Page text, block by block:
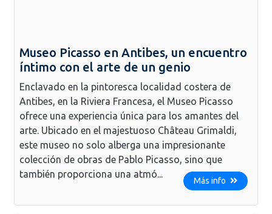
Museo Picasso en Antibes, un encuentro
íntimo con el arte de un genio
Enclavado en la pintoresca localidad costera de
Antibes, en la Riviera Francesa, el Museo Picasso
ofrece una experiencia única para los amantes del
arte. Ubicado en el majestuoso Château Grimaldi,
este museo no solo alberga una impresionante
colección de obras de Pablo Picasso, sino que
también proporciona una atmó...
Más info